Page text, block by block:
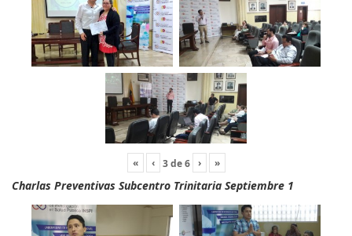
« ‹ 3de6 › »
Charlas Preventivas Subcentro Trinitaria Septiembre 1